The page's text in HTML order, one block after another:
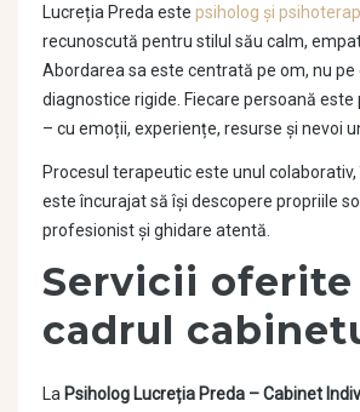
Lucreția Preda este psiholog și
recunoscută pentru stilul său calm,
Abordarea sa este centrată pe om, nu pe
diagnostice rigide. Fiecare persoană este
– cu emoții, experiențe, resurse și nevoi
Procesul terapeutic este unul colaborativ,
este încurajat să își descopere propriile
profesionist și ghidare atentă.
Servicii oferite
cadrul
La Psiholog Lucreția Preda – Cabinet